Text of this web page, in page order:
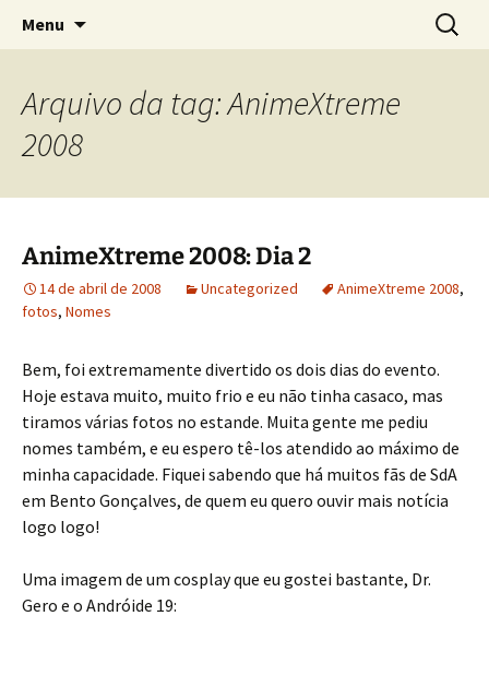
Tolkien e o Élfico
Sobre as línguas d'O Senhor dos Anéis
Menu
conteúdo
por:
Arquivo da tag: AnimeXtreme
2008
AnimeXtreme 2008: Dia 2
14 de abril de 2008 Uncategorized AnimeXtreme 2008,
fotos, Nomes
Bem, foi extremamente divertido os dois dias do evento.
Hoje estava muito, muito frio e eu não tinha casaco, mas
tiramos várias fotos no estande. Muita gente me pediu
nomes também, e eu espero tê-los atendido ao máximo de
minha capacidade. Fiquei sabendo que há muitos fãs de SdA
em Bento Gonçalves, de quem eu quero ouvir mais notícia
logo logo!
Uma imagem de um cosplay que eu gostei bastante, Dr.
Gero e o Andróide 19: